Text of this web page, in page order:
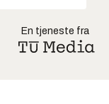
En tjeneste fra